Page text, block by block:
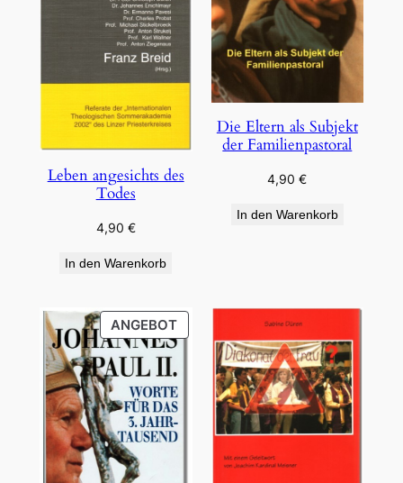
Leben angesichts des
Todes
4,90 €
In den Warenkorb
Die Eltern als Subjekt
der Familienpastoral
4,90€
In den Warenkorb
ANGEBOTPRODUKT
IM
ANGEBOT